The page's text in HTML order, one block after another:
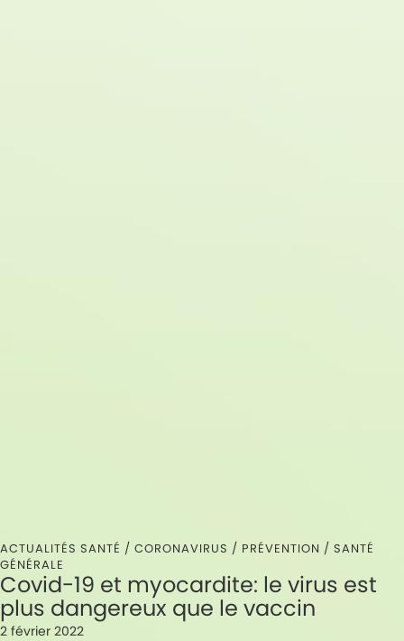
ACTUALITÉS SANTÉ / CORONAVIRUS / PRÉVENTION / SANTÉ
GÉNÉRALE
Covid-19 et myocardite: le virus est
plus dangereux que le vaccin
2 février 2022